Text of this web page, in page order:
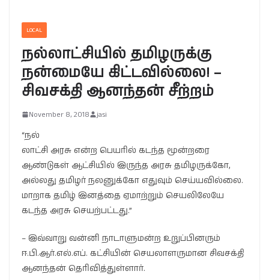
LOCAL
நல்லாட்சியில் தமிழருக்கு
நன்மையே கிட்டவில்லை! –
சிவசக்தி ஆனந்தன் சீற்றம்
November 8, 2018 jasi
“நல்
லாட்சி அரசு என்ற பெயரில் கடந்த மூன்றரை
ஆண்டுகள் ஆட்சியில் இருந்த அரசு தமிழருக்கோ,
அல்லது தமிழர் நலனுக்கோ எதுவும் செய்யவில்லை.
மாறாக தமிழ் இனத்தை ஏமாற்றும் செயலிலேயே
கடந்த அரசு செயற்பட்டது.”
– இவ்வாறு வன்னி நாடாளுமன்ற உறுப்பினரும்
ஈ.பி.ஆர்.எல்.எப். கட்சியின் செயலாளருமான சிவசக்தி
ஆனந்தன் தெரிவித்துள்ளார்.